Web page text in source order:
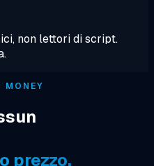
non lettori di script.
MONEY
prezzo.